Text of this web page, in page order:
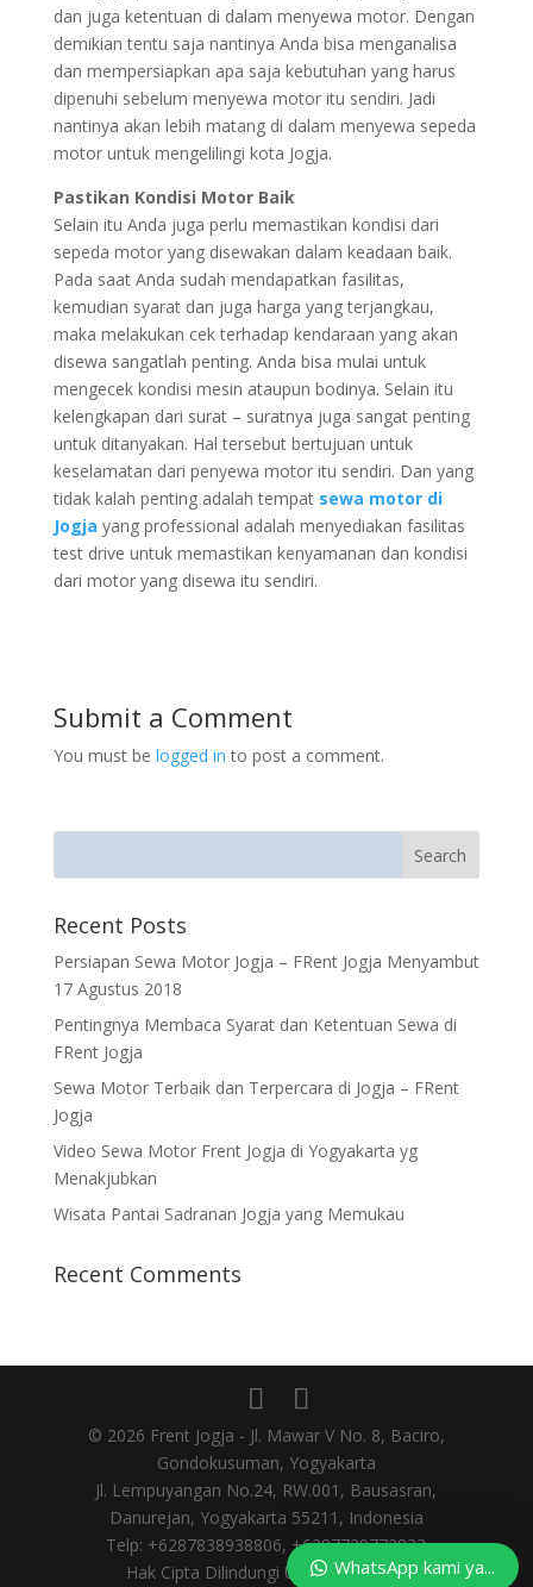
dan juga ketentuan di dalam menyewa motor. Dengan
demikian tentu saja nantinya Anda bisa menganalisa
dan mempersiapkan apa saja kebutuhan yang harus
dipenuhi sebelum menyewa motor itu sendiri. Jadi
nantinya akan lebih matang di dalam menyewa sepeda
motor untuk mengelilingi kota Jogja.
Pastikan Kondisi Motor Baik
Selain itu Anda juga perlu memastikan kondisi dari
sepeda motor yang disewakan dalam keadaan baik.
Pada saat Anda sudah mendapatkan fasilitas,
kemudian syarat dan juga harga yang terjangkau,
maka melakukan cek terhadap kendaraan yang akan
disewa sangatlah penting. Anda bisa mulai untuk
mengecek kondisi mesin ataupun bodinya. Selain itu
kelengkapan dari surat – suratnya juga sangat penting
untuk ditanyakan. Hal tersebut bertujuan untuk
keselamatan dari penyewa motor itu sendiri. Dan yang
tidak kalah penting adalah tempat sewa motor di
Jogja yang professional adalah menyediakan fasilitas
test drive untuk memastikan kenyamanan dan kondisi
dari motor yang disewa itu sendiri.
Submit a Comment
You must be logged in to post a comment.
Recent Posts
Persiapan Sewa Motor Jogja – FRent Jogja Menyambut
17 Agustus 2018
Pentingnya Membaca Syarat dan Ketentuan Sewa di
FRent Jogja
Sewa Motor Terbaik dan Terpercara di Jogja – FRent
Jogja
Video Sewa Motor Frent Jogja di Yogyakarta yg
Menakjubkan
Wisata Pantai Sadranan Jogja yang Memukau
Recent Comments
© 2026 Frent Jogja - Jl. Mawar V No. 8, Baciro,
Gondokusuman, Yogyakarta
Jl. Lempuyangan No.24, RW.001, Bausasran,
Danurejan, Yogyakarta 55211, Indonesia
Telp: +6287838938806, +6287739772833
Hak Cipta Dilindungi Undang-undangWhatsApp kami ya...